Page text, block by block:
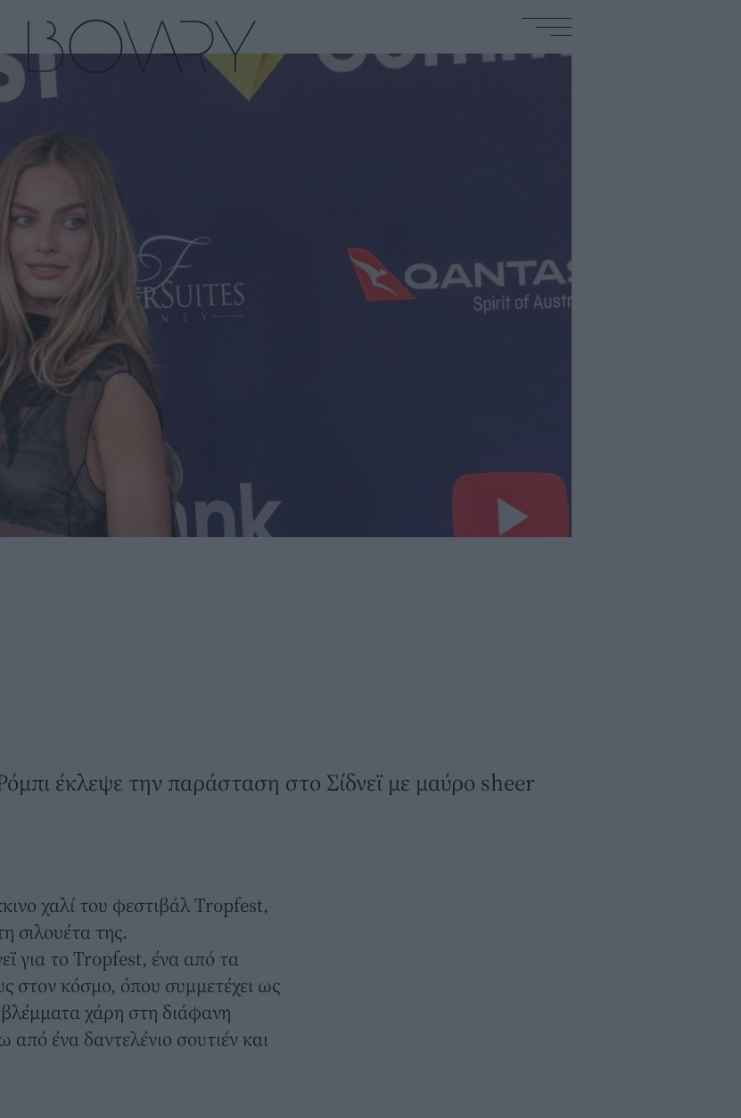
έκλεψε την παράσταση στο Σίδνεϊ με μαύρο sheer
χαλί του φεστιβάλ Tropfest,
σιλουέτα της.
για το Tropfest, ένα από τα
στον κόσμο, όπου συμμετέχει ως
χάρη στη διάφανη
ένα δαντελένιο σουτιέν και